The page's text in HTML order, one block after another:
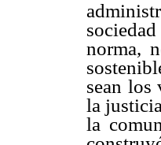
norma,
sean los
la
la